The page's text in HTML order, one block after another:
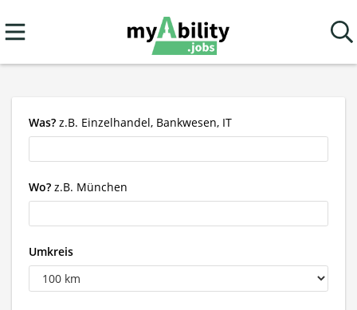
Was? z.B. Einzelhandel, Bankwesen, IT
Wo? z.B. München
Umkreis